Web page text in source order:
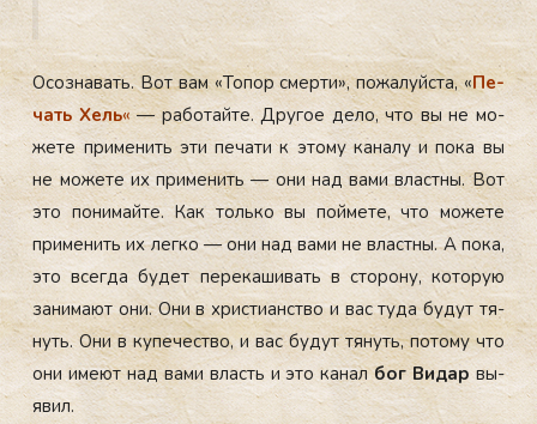
Осоз­на­вать. Вот вам «То­пор смер­ти», по­жалуй­ста, «Пе­
чать Хель«— ра­ботай­те. Дру­гое де­ло, что вы не мо­
жете при­менить эти пе­чати к это­му ка­налу и по­ка вы
не мо­жете их при­менить — они над ва­ми влас­тны. Вот
это по­нимай­те. Как толь­ко вы пой­ме­те, что мо­жете
при­менить их лег­ко — они над ва­ми не влас­тны. А по­ка,
это всег­да бу­дет пе­река­шивать в сто­рону, ко­торую
за­нима­ют они. Они в хрис­ти­анс­тво и вас ту­да бу­дут тя­
нуть. Они в ку­печес­тво, и вас бу­дут тя­нуть, по­тому что
они име­ют над ва­ми власть и это ка­налбог Ви­дарвы­
явил.